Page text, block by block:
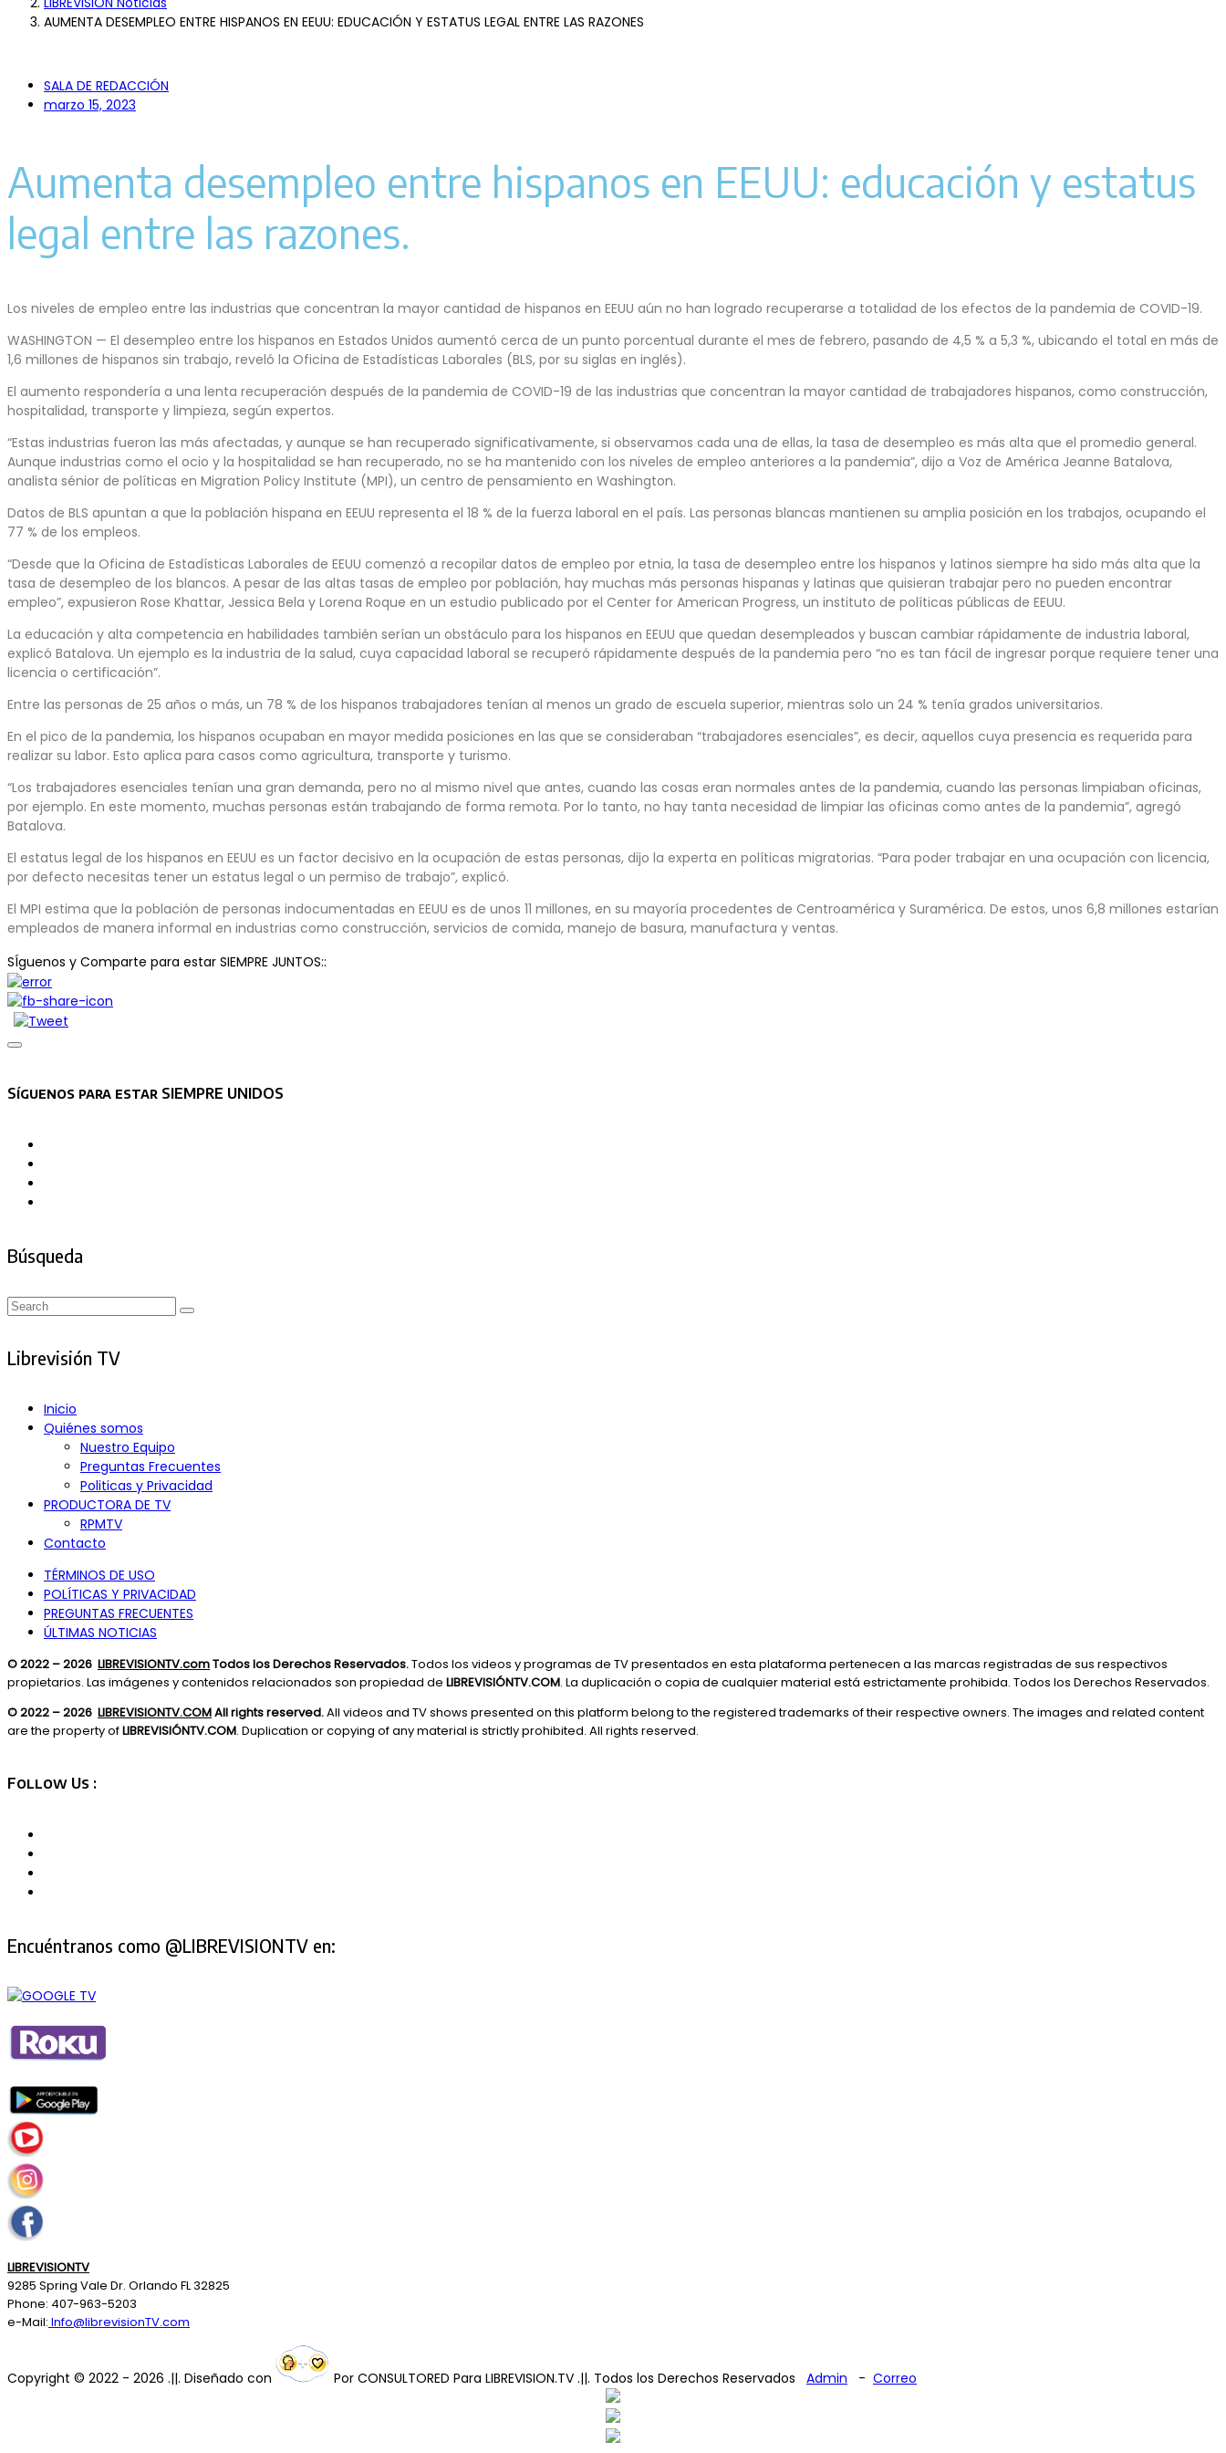
AUMENTA DESEMPLEO ENTRE HISPANOS EN EEUU: EDUCACIÓN Y ESTATUS LEGAL ENTRE LAS RAZONES
SALA DE REDACCIÓN
marzo 15, 2023
Aumenta desempleo entre hispanos en EEUU: educación y estatus
legal entre las razones.
Los niveles de empleo entre las industrias que concentran la mayor cantidad de hispanos en EEUU aún no han logrado recuperarse a totalidad de los efectos de la pandemia de COVID-19.
WASHINGTON — El desempleo entre los hispanos en Estados Unidos aumentó cerca de un punto porcentual durante el mes de febrero, pasando de 4,5 % a 5,3 %, ubicando el total en más de
1,6 millones de hispanos sin trabajo, reveló la Oficina de Estadísticas Laborales (BLS, por su siglas en inglés).
El aumento respondería a una lenta recuperación después de la pandemia de COVID-19 de las industrias que concentran la mayor cantidad de trabajadores hispanos, como construcción,
hospitalidad, transporte y limpieza, según expertos.
“Estas industrias fueron las más afectadas, y aunque se han recuperado significativamente, si observamos cada una de ellas, la tasa de desempleo es más alta que el promedio general.
Aunque industrias como el ocio y la hospitalidad se han recuperado, no se ha mantenido con los niveles de empleo anteriores a la pandemia”, dijo a Voz de América Jeanne Batalova,
analista sénior de políticas en Migration Policy Institute (MPI), un centro de pensamiento en Washington.
Datos de BLS apuntan a que la población hispana en EEUU representa el 18 % de la fuerza laboral en el país. Las personas blancas mantienen su amplia posición en los trabajos, ocupando el
77 % de los empleos.
“Desde que la Oficina de Estadísticas Laborales de EEUU comenzó a recopilar datos de empleo por etnia, la tasa de desempleo entre los hispanos y latinos siempre ha sido más alta que la
tasa de desempleo de los blancos. A pesar de las altas tasas de empleo por población, hay muchas más personas hispanas y latinas que quisieran trabajar pero no pueden encontrar
empleo”, expusieron Rose Khattar, Jessica Bela y Lorena Roque en un estudio publicado por el Center for American Progress, un instituto de políticas públicas de EEUU.
La educación y alta competencia en habilidades también serían un obstáculo para los hispanos en EEUU que quedan desempleados y buscan cambiar rápidamente de industria laboral,
explicó Batalova. Un ejemplo es la industria de la salud, cuya capacidad laboral se recuperó rápidamente después de la pandemia pero “no es tan fácil de ingresar porque requiere tener una
licencia o certificación”.
Entre las personas de 25 años o más, un 78 % de los hispanos trabajadores tenían al menos un grado de escuela superior, mientras solo un 24 % tenía grados universitarios.
En el pico de la pandemia, los hispanos ocupaban en mayor medida posiciones en las que se consideraban “trabajadores esenciales”, es decir, aquellos cuya presencia es requerida para
realizar su labor. Esto aplica para casos como agricultura, transporte y turismo.
“Los trabajadores esenciales tenían una gran demanda, pero no al mismo nivel que antes, cuando las cosas eran normales antes de la pandemia, cuando las personas limpiaban oficinas,
por ejemplo. En este momento, muchas personas están trabajando de forma remota. Por lo tanto, no hay tanta necesidad de limpiar las oficinas como antes de la pandemia”, agregó
Batalova.
El estatus legal de los hispanos en EEUU es un factor decisivo en la ocupación de estas personas, dijo la experta en políticas migratorias. “Para poder trabajar en una ocupación con licencia,
por defecto necesitas tener un estatus legal o un permiso de trabajo”, explicó.
El MPI estima que la población de personas indocumentadas en EEUU es de unos 11 millones, en su mayoría procedentes de Centroamérica y Suramérica. De estos, unos 6,8 millones estarían
empleados de manera informal en industrias como construcción, servicios de comida, manejo de basura, manufactura y ventas.
SÍguenos y Comparte para estar SIEMPRE JUNTOS::
Asides
Síguenos para estar SIEMPRE UNIDOS
Búsqueda
Search
Search
Librevisión TV
Inicio
Quiénes somos
Nuestro Equipo
Preguntas Frecuentes
Politicas y Privacidad
PRODUCTORA DE TV
RPMTV
Contacto
TÉRMINOS DE USO
POLÍTICAS Y PRIVACIDAD
PREGUNTAS FRECUENTES
ÚLTIMAS NOTICIAS
© 2022 – 2026 LIBREVISIONTV.comTodos los Derechos Reservados.Todos los videos y programas de TV presentados en esta plataforma pertenecen a las marcas registradas de sus respectivos
propietarios. Las imágenes y contenidos relacionados son propiedad de LIBREVISIÓNTV.COM. La duplicación o copia de cualquier material está estrictamente prohibida. Todos los Derechos Reservados.
© 2022 – 2026 LIBREVISIONTV.COMAll rights reserved.All videos and TV shows presented on this platform belong to the registered trademarks of their respective owners. The images and related content
are the property ofLIBREVISIÓNTV.COM. Duplication or copying of any material is strictly prohibited. All rights reserved.
Follow Us :
Encuéntranos como @LIBREVISIONTV en:
LIBREVISIONTV
9285 Spring Vale Dr. Orlando FL 32825
Phone: 407-963-5203
e-Mail: Info@librevisionTV.com
Copyright © 2022 - 2026 .||. Diseñado con Por CONSULTORED Para LIBREVISION.TV .||. Todos los Derechos Reservados Admin - Correo